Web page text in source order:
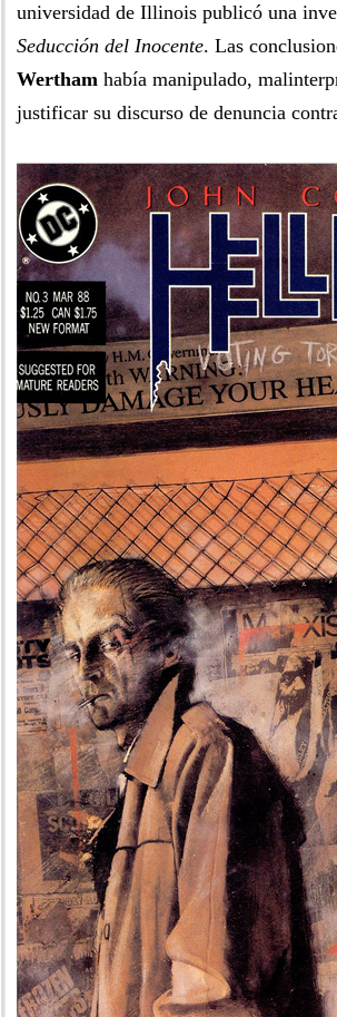
universidad de Illinois publicó una
Seducción del Inocente. Las
Wertham había manipulado,
justificar su discurso de denuncia